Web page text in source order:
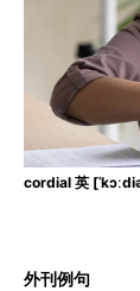
cordial 英
外刊例句